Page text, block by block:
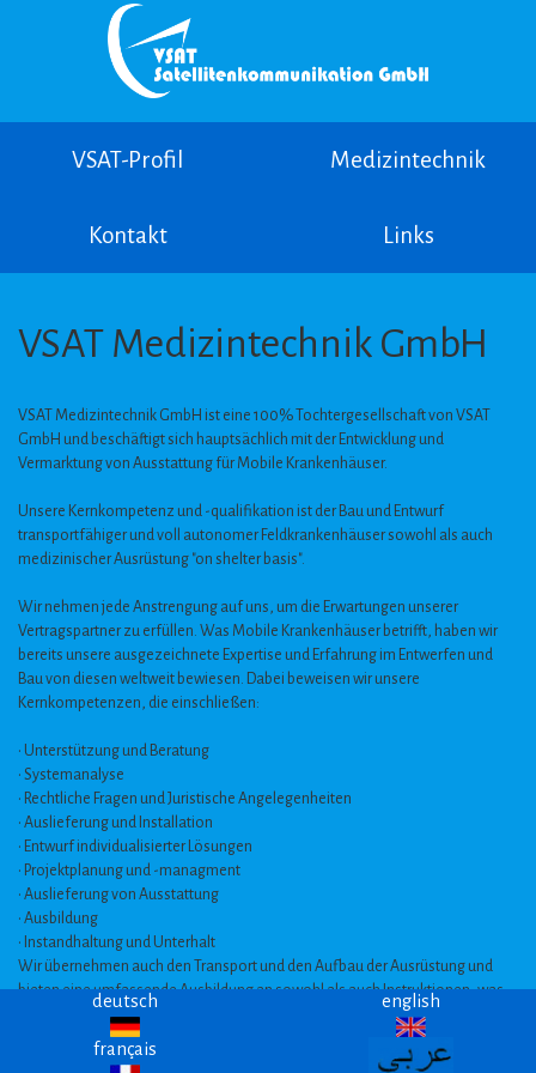
VSAT-Profil Medizintechnik
Kontakt Links
deutsch english
français
VSAT Medizintechnik GmbH
VSAT Medizintechnik GmbH ist eine 100% Tochtergesellschaft von VSAT
GmbH und beschäftigt sich hauptsächlich mit der Entwicklung und
Vermarktung von Ausstattung für Mobile Krankenhäuser.
Unsere Kernkompetenz und -qualifikation ist der Bau und Entwurf
transportfähiger und voll autonomer Feldkrankenhäuser sowohl als auch
medizinischer Ausrüstung "on shelter basis".
Wir nehmen jede Anstrengung auf uns, um die Erwartungen unserer
Vertragspartner zu erfüllen. Was Mobile Krankenhäuser betrifft, haben wir
bereits unsere ausgezeichnete Expertise und Erfahrung im Entwerfen und
Bau von diesen weltweit bewiesen. Dabei beweisen wir unsere
Kernkompetenzen, die einschließen:
• Unterstützung und Beratung
• Systemanalyse
• Rechtliche Fragen und Juristische Angelegenheiten
• Auslieferung und Installation
• Entwurf individualisierter Lösungen
• Projektplanung und -managment
• Auslieferung von Ausstattung
• Ausbildung
• Instandhaltung und Unterhalt
Wir übernehmen auch den Transport und den Aufbau der Ausrüstung und
bieten eine umfassende Ausbildung an sowohl als auch Instruktionen, was
die Ausstattung betrifft.